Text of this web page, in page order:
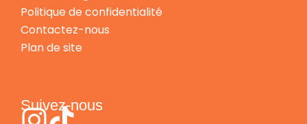
Politique de confidentialité
Contactez-nous
Plan de site
Suivez-nous